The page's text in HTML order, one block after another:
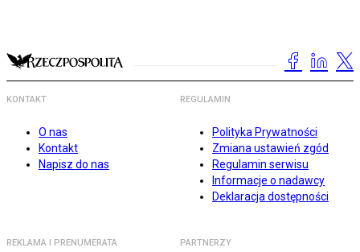
KONTAKT
O nas
Kontakt
Napisz do nas
REGULAMIN
Polityka Prywatności
Zmiana ustawień zgód
Regulamin serwisu
Informacje o nadawcy
Deklaracja dostępności
REKLAMA I PRENUMERATA PARTNERZY